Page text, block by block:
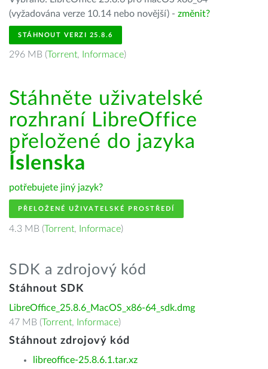
(vyžadována verze 10.14 nebo novější) - změnit?
STÁHNOUT VERZI 25.8.6
296 MB (Torrent, Informace)
Stáhněte uživatelské
rozhraní LibreOffice
přeložené do jazyka
Íslenska
potřebujete jiný jazyk?
PŘELOŽENÉ UŽIVATELSKÉ PROSTŘEDÍ
4.3 MB (Torrent, Informace)
SDK a zdrojový kód
Stáhnout SDK
LibreOffice_25.8.6_MacOS_x86-64_sdk.dmg
47 MB (Torrent, Informace)
Stáhnout zdrojový kód
libreoffice-25.8.6.1.tar.xz